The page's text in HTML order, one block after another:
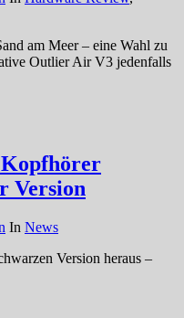
am Meer – eine Wahl zu
Outlier Air V3 jedenfalls
Version
In News
Version heraus –